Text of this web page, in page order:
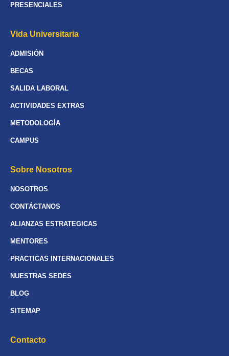
PRESENCIALES
Vida Universitaria
ADMISIÓN
BECAS
SALIDA LABORAL
ACTIVIDADES EXTRAS
METODOLOGÍA
CAMPUS
Sobre Nosotros
NOSOTROS
CONTÁCTANOS
ALIANZAS ESTRATEGICAS
MENTORES
PRACTICAS INTERNACIONALES
NUESTRAS SEDES
BLOG
SITEMAP
Contacto